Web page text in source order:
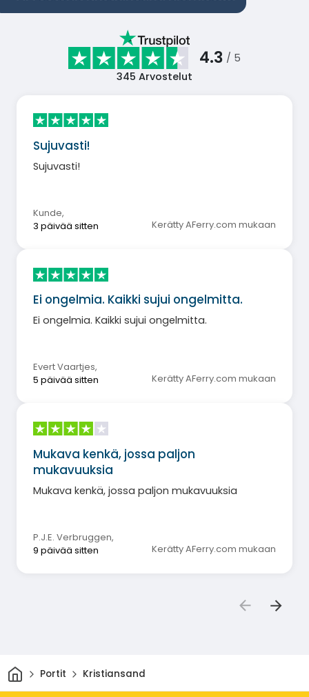
4.3 / 5
345 Arvostelut
Sujuvasti!
Sujuvasti!
Kunde,
3 päivää sitten
Kerätty AFerry.com mukaan
Ei ongelmia. Kaikki sujui ongelmitta.
Ei ongelmia. Kaikki sujui ongelmitta.
Evert Vaartjes,
5 päivää sitten
Kerätty AFerry.com mukaan
Mukava kenkä, jossa paljon
mukavuuksia
Mukava kenkä, jossa paljon mukavuuksia
P.J.E. Verbruggen,
9 päivää sitten
Kerätty AFerry.com mukaan
KotiinPortit Kristiansand